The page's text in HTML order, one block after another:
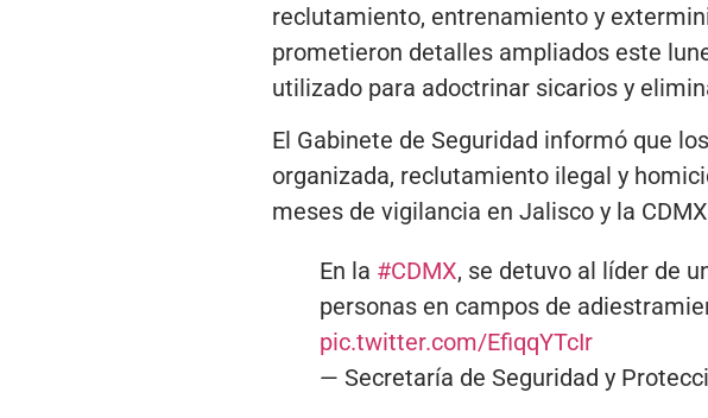
reclutamiento, entrenamiento y
prometieron detalles ampliados este
utilizado para adoctrinar sicarios y
El Gabinete de Seguridad informó que
organizada, reclutamiento ilegal y
meses de vigilancia en Jalisco y la
En la #CDMX, se detuvo al líder de
personas en campos de
pic.twitter.com/EfiqqYTcIr
— Secretaría de Seguridad y